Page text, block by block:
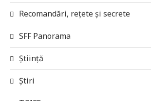
Recomandări, rețete și secrete
SFF Panorama
Știință
Știri